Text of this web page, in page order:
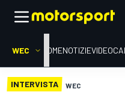
WEC HOMENOTIZIEVIDEO
INTERVISTA WEC